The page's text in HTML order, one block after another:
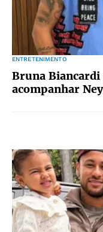
ENTRETENIMENTO
Bruna Biancardi
acompanhar